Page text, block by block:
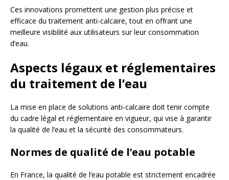
Ces innovations promettent une gestion plus précise et
efficace du traitement anti-calcaire, tout en offrant une
meilleure visibilité aux utilisateurs sur leur consommation
d’eau.
Aspects légaux et réglementaires
du traitement de l’eau
La mise en place de solutions anti-calcaire doit tenir compte
du cadre légal et réglementaire en vigueur, qui vise à garantir
la qualité de l’eau et la sécurité des consommateurs.
Normes de qualité de l’eau potable
En France, la qualité de l’eau potable est strictement encadrée